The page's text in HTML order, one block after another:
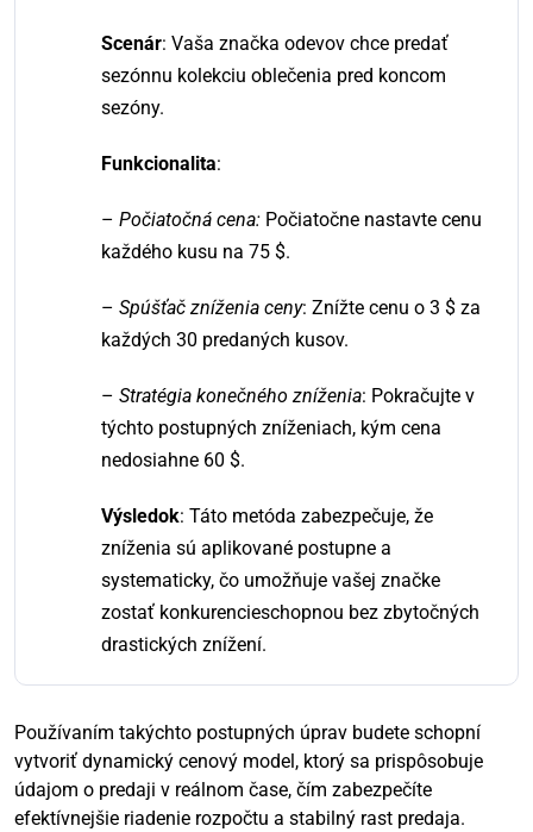
Scenár: Vaša značka odevov chce predať
sezónnu kolekciu oblečenia pred koncom
sezóny.
Funkcionalita:
– Počiatočná cena: Počiatočne nastavte cenu
každého kusu na 75 $.
– Spúšťač zníženia ceny: Znížte cenu o 3 $ za
každých 30 predaných kusov.
– Stratégia konečného zníženia: Pokračujte v
týchto postupných zníženiach, kým cena
nedosiahne 60 $.
Výsledok: Táto metóda zabezpečuje, že
zníženia sú aplikované postupne a
systematicky, čo umožňuje vašej značke
zostať konkurencieschopnou bez zbytočných
drastických znížení.
Používaním takýchto postupných úprav budete schopní
vytvoriť dynamický cenový model, ktorý sa prispôsobuje
údajom o predaji v reálnom čase, čím zabezpečíte
efektívnejšie riadenie rozpočtu a stabilný rast predaja.